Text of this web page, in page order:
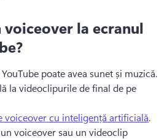
voiceover la ecranul
la videoclipurile de final de pe
voiceover cu inteligență artificială
voiceover sau un videoclip